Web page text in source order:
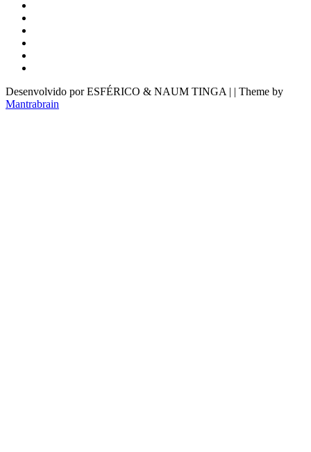
Desenvolvido por ESFÉRICO & NAUM TINGA | | Theme by
Mantrabrain